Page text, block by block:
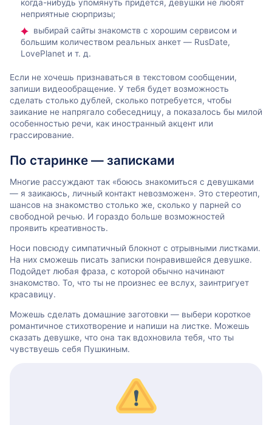
когда-нибудь упомянуть придется, девушки не любят
неприятные сюрпризы;
выбирай сайты знакомств с хорошим сервисом и
большим количеством реальных анкет — RusDate,
LovePlanet и т. д.
Если не хочешь признаваться в текстовом сообщении,
запиши видеообращение. У тебя будет возможность
сделать столько дублей, сколько потребуется, чтобы
заикание не напрягало собеседницу, а показалось бы милой
особенностью речи, как иностранный акцент или
грассирование.
По старинке — записками
Многие рассуждают так «боюсь знакомиться с девушками
— я заикаюсь, личный контакт невозможен». Это стереотип,
шансов на знакомство столько же, сколько у парней со
свободной речью. И гораздо больше возможностей
проявить креативность.
Носи повсюду симпатичный блокнот с отрывными листками.
На них сможешь писать записки понравившейся девушке.
Подойдет любая фраза, с которой обычно начинают
знакомство. То, что ты не произнес ее вслух, заинтригует
красавицу.
Можешь сделать домашние заготовки — выбери короткое
романтичное стихотворение и напиши на листке. Можешь
сказать девушке, что она так вдохновила тебя, что ты
чувствуешь себя Пушкиным.